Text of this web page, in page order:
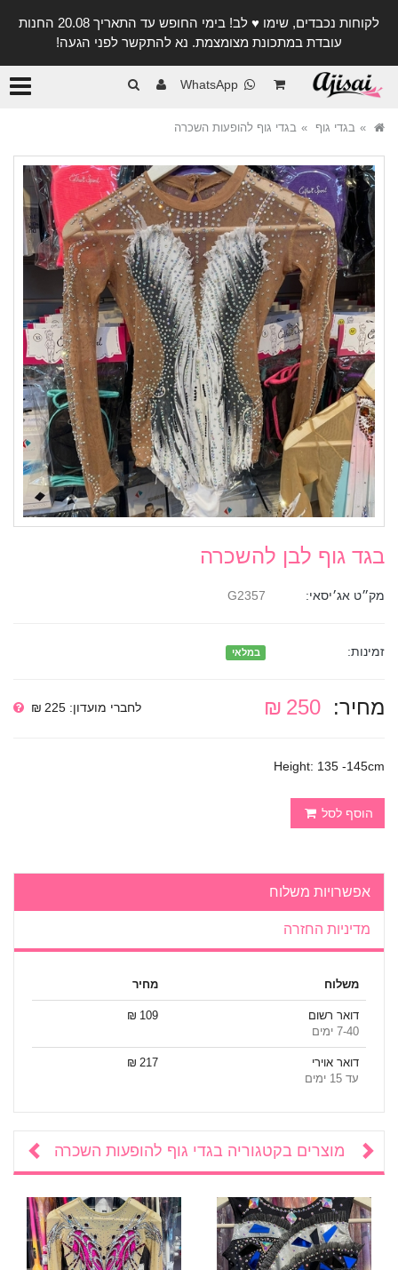
לקוחות נכבדים, שימו ♥️ לב! בימי החופש עד התאריך 20.08 החנות
עובדת במתכונת מצומצמת. נא להתקשר לפני הגעה!
WhatsApp
בגדי גוף בגדי גוף להופעות השכרה
בגד גוף לבן להשכרה
מק״ט אג׳יסאי:
זמינות: במלאי
מחיר: 250 ₪ לחברי מועדון: 225 ₪
Height: 135 -145cm
הוסף לסל
אפשרויות משלוח
מדיניות החזרה
משלוח מחיר
דואר רשום
7-40 ימים
109 ₪
דואר אוירי
עד 15 ימים
217 ₪
מוצרים בקטגוריה בגדי גוף להופעות השכרה